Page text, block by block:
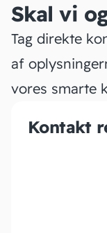
Skal vi
Tag direkte
af
vores smarte
Kontakt